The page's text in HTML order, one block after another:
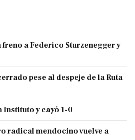
freno a Federico Sturzenegger y
pese al despeje de la Ruta
Instituto y cayó 1-0
radical mendocino vuelve a